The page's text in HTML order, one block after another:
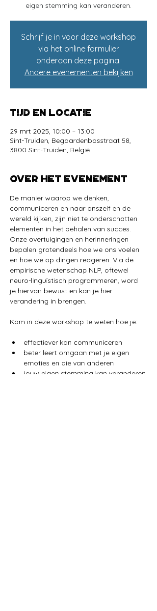
eigen stemming kan veranderen.
Schrijf je in voor deze workshop
via het online formulier
onderaan deze pagina.
Andere evenementen bekijken
Tijd en locatie
29 mrt 2025, 10:00 – 13:00
Sint-Truiden, Begaardenbosstraat 58,
3800 Sint-Truiden, België
Over het evenement
De manier waarop we denken,
communiceren en naar onszelf en de
wereld kijken, zijn niet te onderschatten
elementen in het behalen van succes.
Onze overtuigingen en herinneringen
bepalen grotendeels hoe we ons voelen
en hoe we op dingen reageren. Via de
empirische wetenschap NLP, oftewel
neuro-linguïstisch programmeren, word
je hiervan bewust en kan je hier
verandering in brengen.
Kom in deze workshop te weten hoe je:
effectiever kan communiceren
beter leert omgaan met je eigen
emoties en die van anderen
jouw eigen stemming kan veranderen